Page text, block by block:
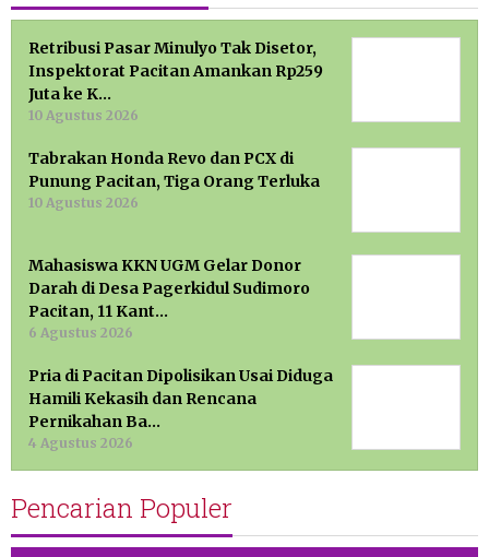
Retribusi Pasar Minulyo Tak Disetor,
Inspektorat Pacitan Amankan Rp259
Juta ke K…
10 Agustus 2026
Tabrakan Honda Revo dan PCX di
Punung Pacitan, Tiga Orang Terluka
10 Agustus 2026
Mahasiswa KKN UGM Gelar Donor
Darah di Desa Pagerkidul Sudimoro
Pacitan, 11 Kant…
6 Agustus 2026
Pria di Pacitan Dipolisikan Usai Diduga
Hamili Kekasih dan Rencana
Pernikahan Ba…
4 Agustus 2026
Pencarian Populer